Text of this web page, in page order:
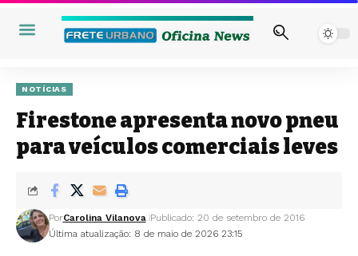
NOTÍCIAS
Firestone apresenta novo pneu
para veículos comerciais leves
Última atualização: 8 de maio de 2026 23:15
PorCarolina Vilanova Publicado: 20 de setembro de 2016